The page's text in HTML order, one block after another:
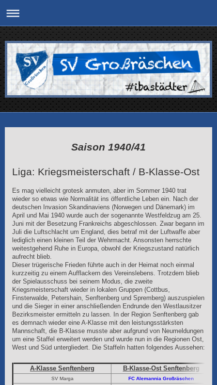
Saison 1940/41
Liga: Kriegsmeisterschaft / B-Klasse-Ost
Es mag vielleicht grotesk anmuten, aber im Sommer 1940 trat
wieder so etwas wie Normalität ins öffentliche Leben ein. Nach der
deutschen Invasion Skandinaviens (Norwegen und Dänemark) im
April und Mai 1940 wurde auch der sogenannte Westfeldzug am 25.
Juni mit der Besetzung Frankreichs abgeschlossen. Zwar begann im
Juli die Luftschlacht um England, dies betraf mit der Luftwaffe aber
lediglich einen kleinen Teil der Wehrmacht. Ansonsten herrschte
weitestgehend Ruhe in Europa, obwohl der Kriegszustand natürlich
aufrecht blieb.
Dieser trügerische Frieden führte auch in der Heimat noch einmal
kurzzeitig zu einem Aufflackern des Vereinslebens. Trotzdem blieb
der Spielausschuss bei seinem Modus, die zweite
Kriegsmeisterschaft wieder in lokalen Gruppen (Cottbus,
Finsterwalde, Petershain, Senftenberg und Spremberg) auszuspielen
und die Sieger in einer anschließenden Endrunde den Westlausitzer
Bezirksmeister ermitteln zu lassen. In der Region Senftenberg gab
es demnach wieder eine A-Klasse mit den leistungsstärksten
Mannschaft, die B-Klasse musste aber aufgrund von Neumeldungen
um eine Staffel erweitert werden und wurde nun in die Regionen Ost,
West und Süd untergliedert. Die Staffeln hatten folgendes Aussehen:
A-Klasse Senftenberg B-Klasse-Ost Senftenberg
SV Marga
FC Alemannia Großräschen